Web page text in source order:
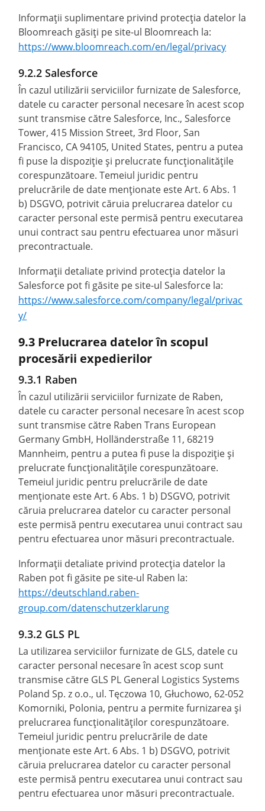
Informații suplimentare privind protecția datelor la
Bloomreach găsiți pe site-ul Bloomreach la:
https://www.bloomreach.com/en/legal/privacy
9.2.2 Salesforce
În cazul utilizării serviciilor furnizate de Salesforce,
datele cu caracter personal necesare în acest scop
sunt transmise către Salesforce, Inc., Salesforce
Tower, 415 Mission Street, 3rd Floor, San
Francisco, CA 94105, United States, pentru a putea
fi puse la dispoziție și prelucrate funcționalitățile
corespunzătoare. Temeiul juridic pentru
prelucrările de date menționate este Art. 6 Abs. 1
b) DSGVO, potrivit căruia prelucrarea datelor cu
caracter personal este permisă pentru executarea
unui contract sau pentru efectuarea unor măsuri
precontractuale.
Informații detaliate privind protecția datelor la
Salesforce pot fi găsite pe site-ul Salesforce la:
https://www.salesforce.com/company/legal/privac
y/
9.3 Prelucrarea datelor în scopul
procesării expedierilor
9.3.1 Raben
În cazul utilizării serviciilor furnizate de Raben,
datele cu caracter personal necesare în acest scop
sunt transmise către Raben Trans European
Germany GmbH, Holländerstraße 11, 68219
Mannheim, pentru a putea fi puse la dispoziție și
prelucrate funcționalitățile corespunzătoare.
Temeiul juridic pentru prelucrările de date
menționate este Art. 6 Abs. 1 b) DSGVO, potrivit
căruia prelucrarea datelor cu caracter personal
este permisă pentru executarea unui contract sau
pentru efectuarea unor măsuri precontractuale.
Informații detaliate privind protecția datelor la
Raben pot fi găsite pe site-ul Raben la:
https://deutschland.raben-
group.com/datenschutzerklarung
9.3.2 GLS PL
La utilizarea serviciilor furnizate de GLS, datele cu
caracter personal necesare în acest scop sunt
transmise către GLS PL General Logistics Systems
Poland Sp. z o.o., ul. Tęczowa 10, Głuchowo, 62-052
Komorniki, Polonia, pentru a permite furnizarea și
prelucrarea funcționalităților corespunzătoare.
Temeiul juridic pentru prelucrările de date
menționate este Art. 6 Abs. 1 b) DSGVO, potrivit
căruia prelucrarea datelor cu caracter personal
este permisă pentru executarea unui contract sau
pentru efectuarea unor măsuri precontractuale.